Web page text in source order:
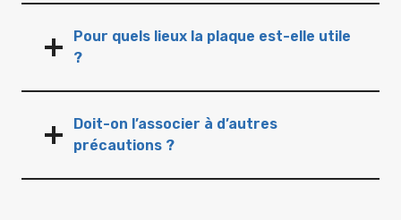
Pour quels lieux la plaque est-elle utile
?
Doit-on l’associer à d’autres
précautions ?